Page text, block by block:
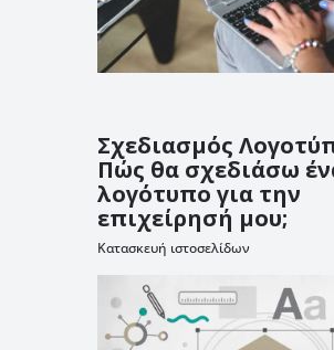
Σχεδιασμός
Πώς θα σχεδιάσω
λογότυπο για την
επιχείρησή μου;
Κατασκευή ιστοσελίδων